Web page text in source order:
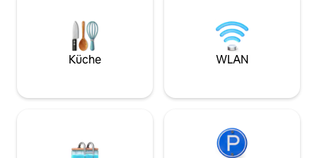
Küchenzeile. Unabhängiger Zugang auf
der Straßenseite
Lokale
Küche WLAN